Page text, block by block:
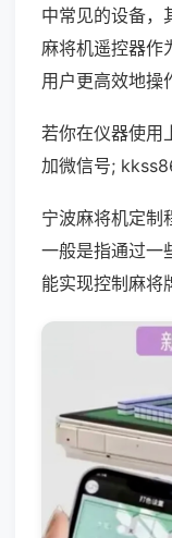
中常见的设备，
麻将机遥控器作
用户更高效地操
若你在仪器使用
加微信号;
宁波麻将机定制
一般是指通过一
能实现控制麻将